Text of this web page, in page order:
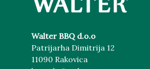
Walter BBQ d.o.o
Patrijarha Dimitrija 12
11090 Rakovica